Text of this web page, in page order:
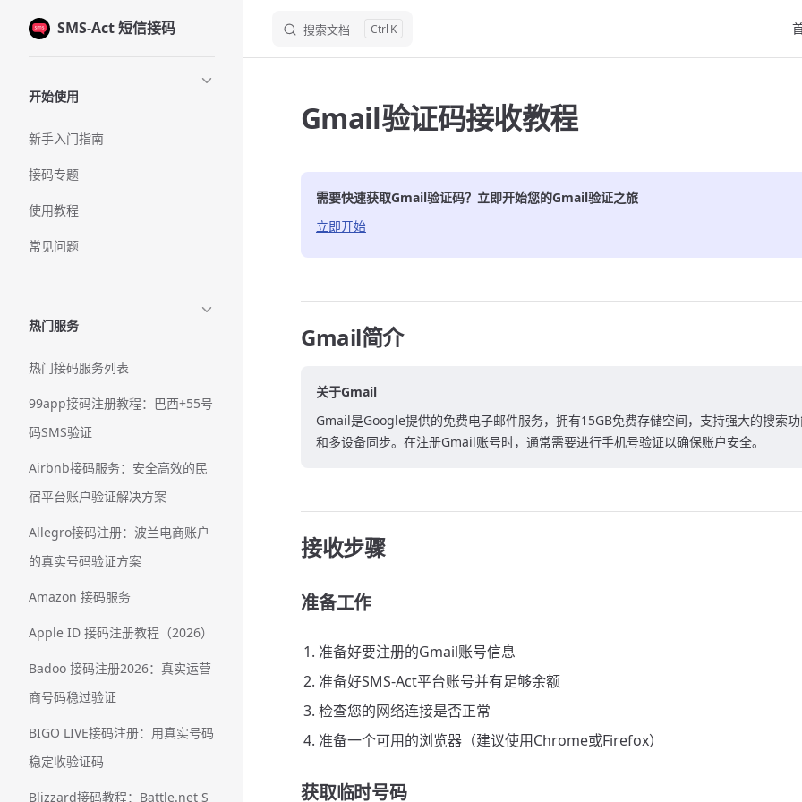
Skip to content
SMS-Act 短信接码 搜索文档 K
开始使用
新手入门指南
接码专题
使用教程
常见问题
热门服务
热门接码服务列表
99app接码注册教程：巴西+55号
码SMS验证
Airbnb接码服务：安全高效的民
宿平台账户验证解决方案
Allegro接码注册：波兰电商账户
的真实号码验证方案
Amazon 接码服务
Apple ID 接码注册教程（2026）
Badoo 接码注册2026：真实运营
商号码稳过验证
BIGO LIVE接码注册：用真实号码
稳定收验证码
Blizzard接码教程：Battle.net S
Gmail验证码接收教程
需要快速获取Gmail验证码？立即开始您的Gmail验证之旅
立即开始
Gmail简介
关于Gmail
Gmail是Google提供的免费电子邮件服务，拥有15GB免费存储空间，支持强大的搜索
和多设备同步。在注册Gmail账号时，通常需要进行手机号验证以确保账户安全。
接收步骤
准备工作
准备好要注册的Gmail账号信息
准备好SMS-Act平台账号并有足够余额
检查您的网络连接是否正常
准备一个可用的浏览器（建议使用Chrome或Firefox）
获取临时号码